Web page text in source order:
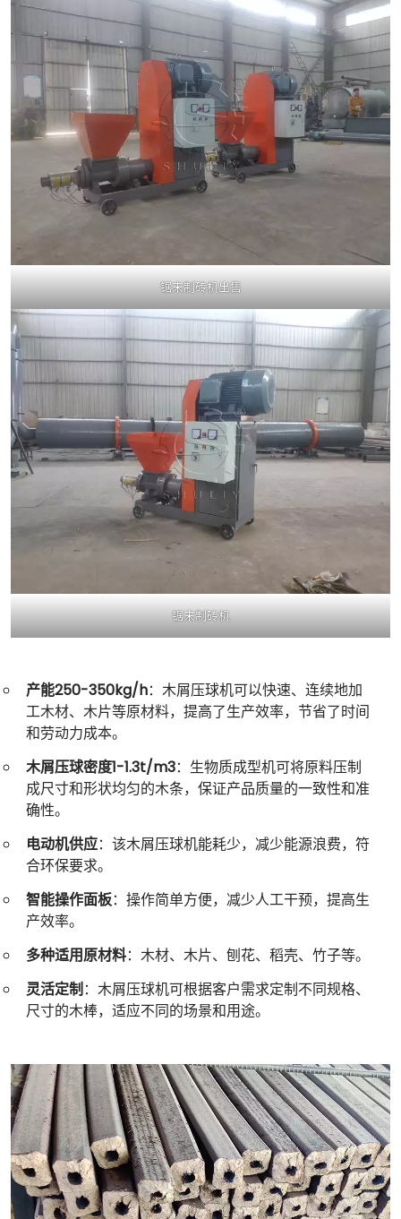
锯末制砖机出售
锯末制砖机
产能250-350kg/h：木屑压球机可以快速、连续地加
工木材、木片等原材料，提高了生产效率，节省了时间
和劳动力成本。
木屑压球密度1-1.3t/m3：生物质成型机可将原料压制
成尺寸和形状均匀的木条，保证产品质量的一致性和准
确性。
电动机供应：该木屑压球机能耗少，减少能源浪费，符
合环保要求。
智能操作面板：操作简单方便，减少人工干预，提高生
产效率。
多种适用原材料：木材、木片、刨花、稻壳、竹子等。
灵活定制 ：木屑压球机可根据客户需求定制不同规格、
尺寸的木棒，适应不同的场景和用途。